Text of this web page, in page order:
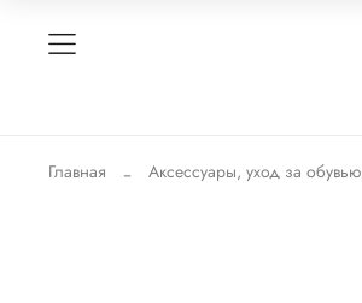
Главная Аксессуары, уход за обувью